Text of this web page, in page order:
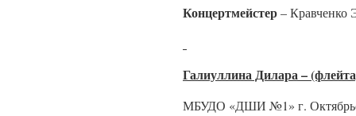
Концертмейстер– Кравченко
Галиуллина Дилара –
МБУДО «ДШИ №1» г.